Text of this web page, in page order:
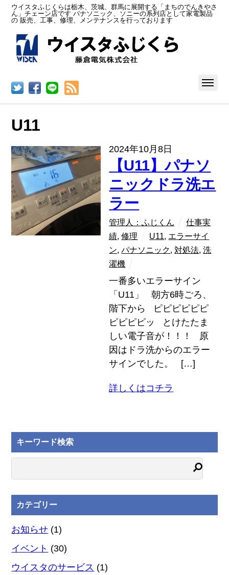
ウイスタふじくらは栃木、茨城、群馬に展開する「まちのでんきやさ
ん」チェーン店です パナソニック、ソニーの系列店として家電製品
の 販売、工事、修理、メンテナンスを行っております
U11
2024年10月8日
【U11】パナソ
ニックドラ洗エ
ラー
管理人：ふじくん
仕事実
績,修理 U11, エラーサイ
ン,パナソニック,対処法,洗
濯機
一番多いエラーサイン
「U11」 朝方6時ごろ、
階下から ピピピピピピ
ピピピピッ とけたたま
しい電子音が！！！ 原
因はドラ洗からのエラー
サインでした。 […]
詳しくはコチラ
キーワード検索
カテゴリー
お知らせ (1)
イベント (30)
ウイスタのサービス (1)